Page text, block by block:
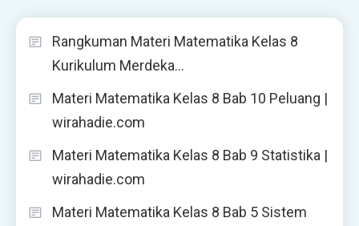
Rangkuman Materi Matematika Kelas 8
Kurikulum Merdeka…
Materi Matematika Kelas 8 Bab 10 Peluang |
wirahadie.com
Materi Matematika Kelas 8 Bab 9 Statistika |
wirahadie.com
Materi Matematika Kelas 8 Bab 5 Sistem